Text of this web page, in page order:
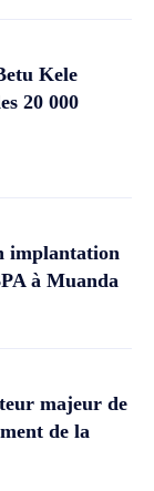
Kele
20 000
implantation
à Muanda
majeur de
de la